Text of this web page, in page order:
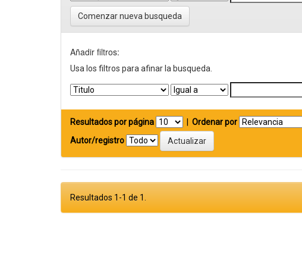
Comenzar nueva busqueda
Añadir filtros:
Usa los filtros para afinar la busqueda.
Resultados por página Ordenar por
Autor/registro
Resultados 1-1 de 1.